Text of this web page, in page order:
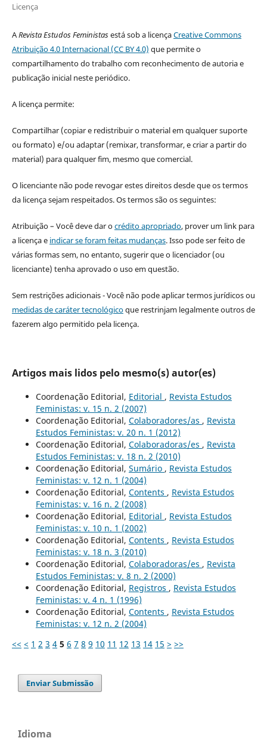
Licença
ARevista Estudos Feministasestá sob a licençaCreative Commons
Atribuição 4.0 Internacional (CC BY 4.0) que permite o
compartilhamento do trabalho com reconhecimento de autoria e
publicação inicial neste periódico.
A licença permite:
Compartilhar (copiar e redistribuir o material em qualquer suporte
ou formato) e/ou adaptar (remixar, transformar, e criar a partir do
material) para qualquer fim, mesmo que comercial.
O licenciante não pode revogar estes direitos desde que os termos
da licença sejam respeitados. Os termos são os seguintes:
Atribuição – Você deve dar ocrédito apropriado, prover um link para
a licença e indicar se foram feitas mudanças. Isso pode ser feito de
várias formas sem, no entanto, sugerir que o licenciador (ou
licenciante) tenha aprovado o uso em questão.
Sem restrições adicionais - Você não pode aplicar termos jurídicos ou
medidas de caráter tecnológicoque restrinjam legalmente outros de
fazerem algo permitido pela licença.
Artigos mais lidos pelo mesmo(s) autor(es)
Coordenação Editorial, Editorial , Revista Estudos
Feministas: v. 15 n. 2 (2007)
Coordenação Editorial, Colaboradores/as , Revista
Estudos Feministas: v. 20 n. 1 (2012)
Coordenação Editorial, Colaboradoras/es , Revista
Estudos Feministas: v. 18 n. 2 (2010)
Coordenação Editorial, Sumário , Revista Estudos
Feministas: v. 12 n. 1 (2004)
Coordenação Editorial, Contents , Revista Estudos
Feministas: v. 16 n. 2 (2008)
Coordenação Editorial, Editorial , Revista Estudos
Feministas: v. 10 n. 1 (2002)
Coordenação Editorial, Contents , Revista Estudos
Feministas: v. 18 n. 3 (2010)
Coordenação Editorial, Colaboradoras/es , Revista
Estudos Feministas: v. 8 n. 2 (2000)
Coordenação Editorial, Registros , Revista Estudos
Feministas: v. 4 n. 1 (1996)
Coordenação Editorial, Contents , Revista Estudos
Feministas: v. 12 n. 2 (2004)
<< < 1 2 3 4 5 6 7 8 9 10 11 12 13 14 15 > >>
Enviar Submissão
Idioma